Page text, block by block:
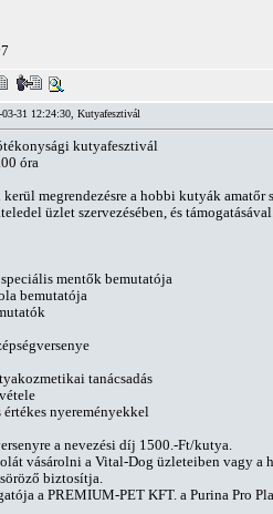
31 12:24:30, Kutyafesztivál
kutyafesztivál
óra
megrendezésre a hobbi kutyák amatőr
üzlet szervezésében, és támogatásával.
mentők bemutatója
bemutatója
tanácsadás
nyereményekkel
a nevezési díj 1500.-Ft/kutya.
vásárolni a Vital-Dog üzleteiben vagy a
biztosítja.
a PREMIUM-PET KFT. a Purina Pro